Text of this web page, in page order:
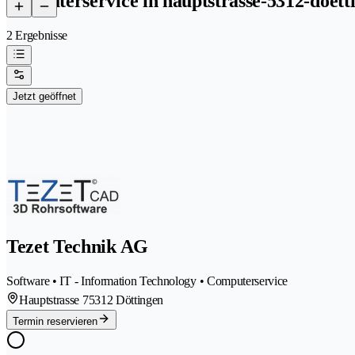
2 Ergebnisse
Jetzt geöffnet
Tezet Technik AG
Software • IT - Information Technology • Computerservice
Hauptstrasse 75312 Döttingen
Termin reservieren